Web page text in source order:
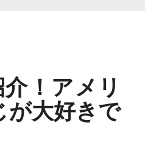
！アメリ
が大好きで